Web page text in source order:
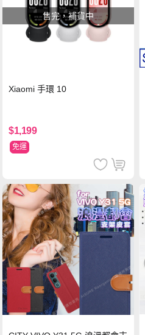
售完，補貨中
Xiaomi 手環 10
$1,199
免運